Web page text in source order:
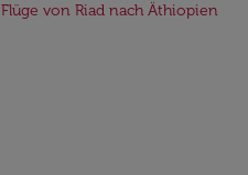
Flüge von Riad nach Äthiopien